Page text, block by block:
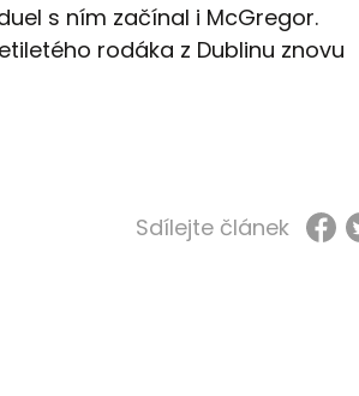
s ním začínal i McGregor.
rodáka z Dublinu znovu
Sdílejte článek